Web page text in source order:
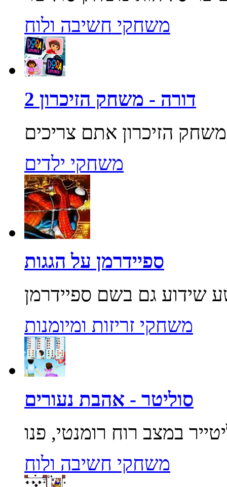
משחקי חשיבה ולוח
דורה - משחק הזיכרון 2
משחקי ילדים
ספיידרמן על הגגות
משחקי זריזות ומיומנות
סוליטר - אהבת נעורים
משחקי חשיבה ולוח